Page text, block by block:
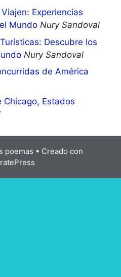
Experiencias
Mundo Nury Sandoval
Descubre los
Nury Sandoval
de América
Estados
poemas • Creado con